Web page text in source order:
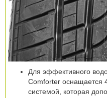
Для эффективного
Comforter оснащается
системой, которая